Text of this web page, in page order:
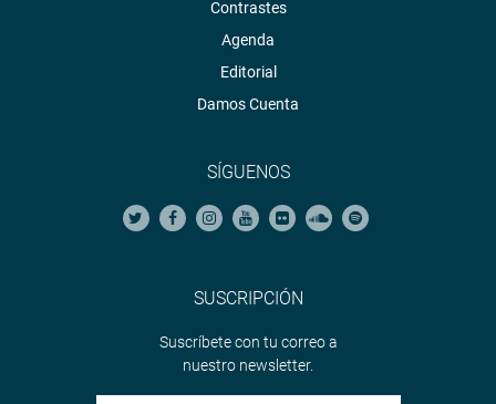
Contrastes
Agenda
Editorial
Damos Cuenta
SÍGUENOS
SUSCRIPCIÓN
Suscríbete con tu correo a
nuestro newsletter.